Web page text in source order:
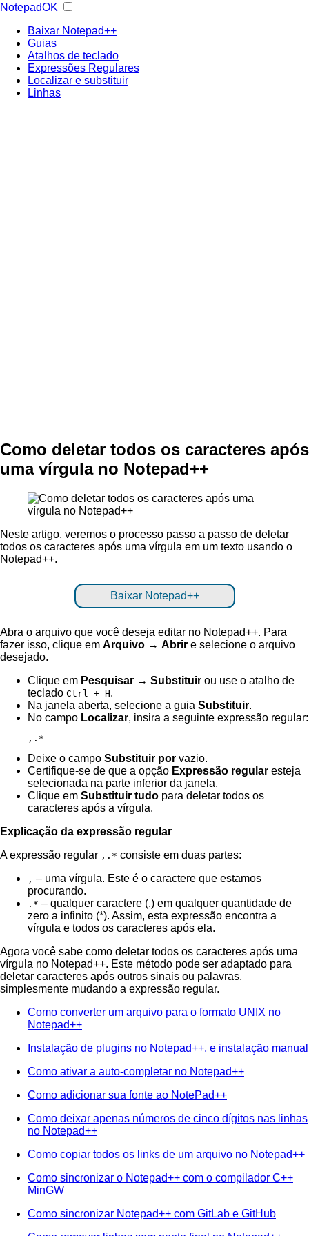
NotepadOK
Baixar Notepad++
Guias
Atalhos de teclado
Expressões Regulares
Localizar e substituir
Linhas
Como deletar todos os caracteres após
uma vírgula no Notepad++
Neste artigo, veremos o processo passo a passo de deletar
todos os caracteres após uma vírgula em um texto usando o
Notepad++.
Baixar Notepad++
Abra o arquivo que você deseja editar no Notepad++. Para
fazer isso, clique em Arquivo → Abrir e selecione o arquivo
desejado.
Clique em Pesquisar → Substituir ou use o atalho de
teclado Ctrl + H.
Na janela aberta, selecione a guia Substituir.
No campo Localizar, insira a seguinte expressão regular:
,.*
Deixe o campo Substituir por vazio.
Certifique-se de que a opção Expressão regular esteja
selecionada na parte inferior da janela.
Clique em Substituir tudo para deletar todos os
caracteres após a vírgula.
Explicação da expressão regular
A expressão regular ,.* consiste em duas partes:
, – uma vírgula. Este é o caractere que estamos
procurando.
.* – qualquer caractere (.) em qualquer quantidade de
zero a infinito (*). Assim, esta expressão encontra a
vírgula e todos os caracteres após ela.
Agora você sabe como deletar todos os caracteres após uma
vírgula no Notepad++. Este método pode ser adaptado para
deletar caracteres após outros sinais ou palavras,
simplesmente mudando a expressão regular.
Como converter um arquivo para o formato UNIX no
Notepad++
Instalação de plugins no Notepad++, e instalação manual
Como ativar a auto-completar no Notepad++
Como adicionar sua fonte ao NotePad++
Como deixar apenas números de cinco dígitos nas linhas
no Notepad++
Como copiar todos os links de um arquivo no Notepad++
Como sincronizar o Notepad++ com o compilador C++
MinGW
Como sincronizar Notepad++ com GitLab e GitHub